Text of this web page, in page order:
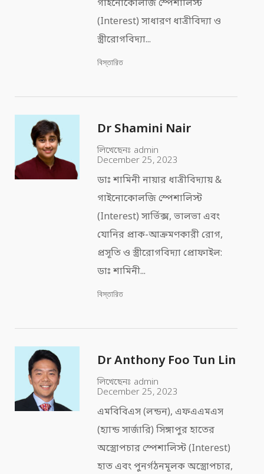
গাইনোকোলজি স্পেশালিস্ট
(Interest) সাধারণ ধাত্রীবিদ্যা ও
স্ত্রীরোগবিদ্যা...
বিস্তারিত
Dr Shamini Nair
লিখেছেনঃ admin
December 25, 2023
ডাঃ শামিনী নায়ার ধাত্রীবিদ্যায় &
গাইনোকোলজি স্পেশালিস্ট
(Interest) সার্ভিক্স, ভালভা এবং
যোনির প্রাক-আক্রমণকারী রোগ,
প্রসূতি ও স্ত্রীরোগবিদ্যা প্রোফাইল:
ডাঃ শামিনী...
বিস্তারিত
Dr Anthony Foo Tun Lin
লিখেছেনঃ admin
December 25, 2023
এমবিবিএস (লন্ডন), এফএএমএস
(হ্যান্ড সার্জারি) সিঙ্গাপুর হাতের
অস্ত্রোপচার স্পেশালিস্ট (Interest)
হাত এবং পুনর্গঠনমূলক অস্ত্রোপচার,